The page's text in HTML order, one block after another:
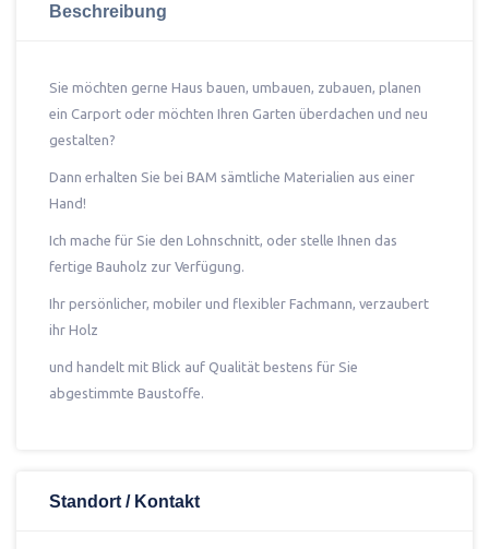
Beschreibung
Sie möchten gerne Haus bauen, umbauen, zubauen, planen
ein Carport oder möchten Ihren Garten überdachen und neu
gestalten?
Dann erhalten Sie bei BAM sämtliche Materialien aus einer
Hand!
Ich mache für Sie den Lohnschnitt, oder stelle Ihnen das
fertige Bauholz zur Verfügung.
Ihr persönlicher, mobiler und flexibler Fachmann, verzaubert
ihr Holz
und handelt mit Blick auf Qualität bestens für Sie
abgestimmte Baustoffe.
Standort / Kontakt